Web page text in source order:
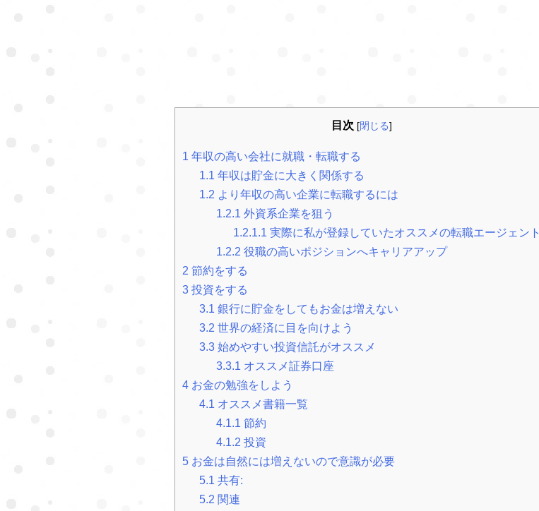
目次 [閉じる]
1 年収の高い会社に就職・転職する
1.1 年収は貯金に大きく関係する
1.2 より年収の高い企業に転職するには
1.2.1 外資系企業を狙う
1.2.1.1 実際に私が登録していたオススメの転職エージェント
1.2.2 役職の高いポジションへキャリアアップ
2 節約をする
3 投資をする
3.1 銀行に貯金をしてもお金は増えない
3.2 世界の経済に目を向けよう
3.3 始めやすい投資信託がオススメ
3.3.1 オススメ証券口座
4 お金の勉強をしよう
4.1 オススメ書籍一覧
4.1.1 節約
4.1.2 投資
5 お金は自然には増えないので意識が必要
5.1 共有:
5.2 関連